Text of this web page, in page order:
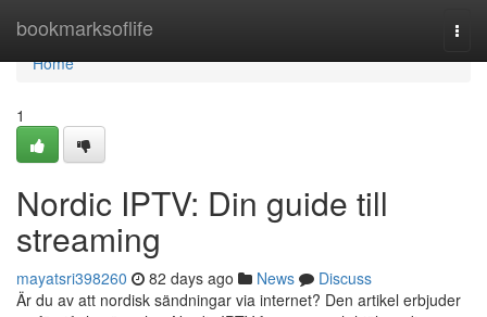
bookmarksoflife
Home
Home
1
Nordic IPTV: Din guide till
streaming
mayatsri398260 82 days ago News
Discuss
Är du av att nordisk sändningar via internet? Den artikel erbjuder